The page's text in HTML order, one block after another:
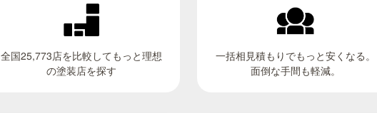
全国25,773店を比較してもっと理想
の塗装店を探す
一括相見積もりでもっと安くなる。
面倒な手間も軽減。